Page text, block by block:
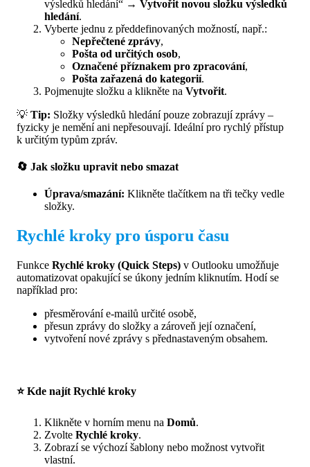
výsledků hledání“ → Vytvořit novou složku výsledků
hledání.
Vyberte jednu z předdefinovaných možností, např.:
Nepřečtené zprávy,
Pošta od určitých osob,
Označené příznakem pro zpracování,
Pošta zařazená do kategorií.
Pojmenujte složku a klikněte na Vytvořit.
💡 Tip: Složky výsledků hledání pouze zobrazují zprávy –
fyzicky je nemění ani nepřesouvají. Ideální pro rychlý přístup
k určitým typům zpráv.
🔄 Jak složku upravit nebo smazat
Úprava/smazání: Klikněte tlačítkem na tři tečky vedle
složky.
Rychlé kroky pro úsporu času
Funkce Rychlé kroky (Quick Steps) v Outlooku umožňuje
automatizovat opakující se úkony jedním kliknutím. Hodí se
například pro:
přesměrování e-mailů určité osobě,
přesun zprávy do složky a zároveň její označení,
vytvoření nové zprávy s přednastaveným obsahem.
⭐ Kde najít Rychlé kroky
Klikněte v horním menu na Domů.
Zvolte Rychlé kroky.
Zobrazí se výchozí šablony nebo možnost vytvořit
vlastní.